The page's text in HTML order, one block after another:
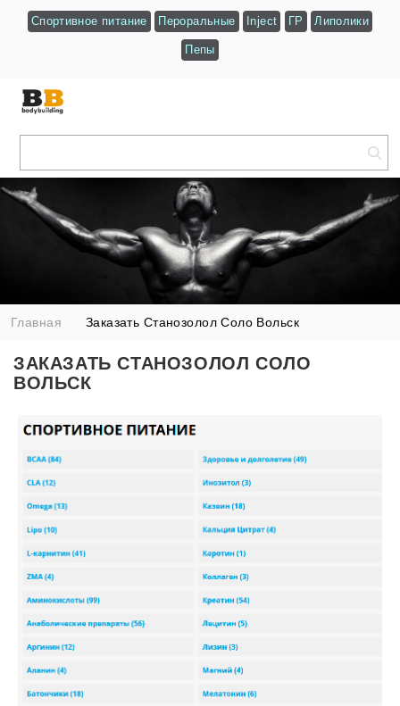
Спортивное питание Пероральные Inject ГР Липолики
Пепы
Главная Заказать Станозолол Соло Вольск
ЗАКАЗАТЬ СТАНОЗОЛОЛ СОЛО
ВОЛЬСК